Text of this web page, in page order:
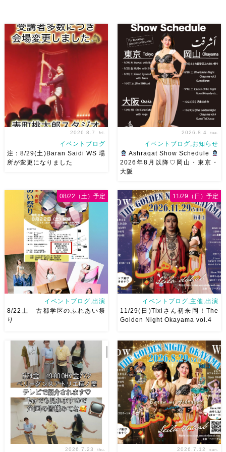
[…]
申し込み多数につき会場変更し
ました♡ 表町桃太郎スタジオ
岡山県岡山市 北区表町2丁目6-
64 4階 ショー会場から近いの
で、安心♡駅からもバスで天満
屋バスス […]
2026.8.7 fri.
イベントブログ
注：8/29(土)Baran Saidi WS 場
所が変更になりました
です♡皆様にお会いできますよ
うに
ご予約はメッセージく
ださい
お待ちしています
Ashraqat Show Schedule
岡山・8/22(土) […]
2026.8.4 tue.
イベントブログ,お知らせ
Ashraqat Show Schedule
2026年8月以降♡岡山・東京・
大阪
8/22土 古都学区のふれあい祭
りにて踊らせていただきます♡
太鼓も叩くよー！私たちは
18:40頃から出演です屋台も出
てとても楽しいお祭りになりそ
う
私たちも踊った後は祭り
を楽しみます
遊びにいら
[…]
イベントブログ,出演
8/22土 古都学区のふれあい祭
り
08/22（土）予定
2026/11/29(日)Tixiさん初来
岡！The Golden Night
Okayama vol.4 本日8/1よりお
申し込みスタートです
【
Show 】 Guest DancerTixi
[…]
イベントブログ,主催,出演
11/29(日)Tixiさん初来岡！The
Golden Night Okayama vol.4
11/29（日）予定
2026.7.23 thu. 2026.7.12 sun.